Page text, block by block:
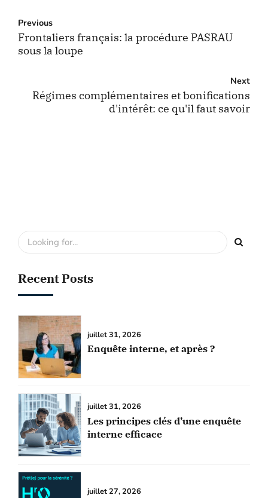
Previous
Frontaliers français: la procédure PASRAU
sous la loupe
Next
Régimes complémentaires et bonifications
d'intérêt: ce qu'il faut savoir
Recent Posts
juillet 31, 2026
Enquête interne, et après ?
juillet 31, 2026
Les principes clés d’une enquête
interne efficace
juillet 27, 2026